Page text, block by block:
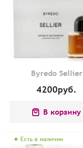
Byredo Sellier
4200руб.
В корзину
Есть в наличии